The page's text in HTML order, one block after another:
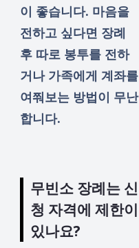
이 좋습니다. 마음을
전하고 싶다면 장례
후 따로 봉투를 전하
거나 가족에게 계좌를
여쭤보는 방법이 무난
합니다.
무빈소 장례는 신
청 자격에 제한이
있나요?